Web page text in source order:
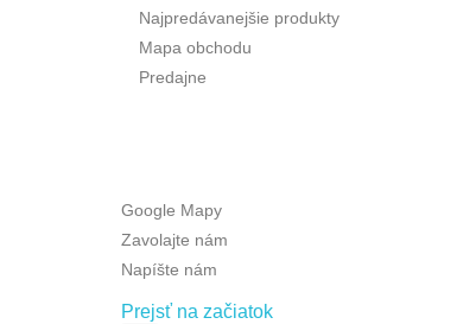
Najpredávanejšie produkty
Mapa obchodu
Predajne
Google Mapy
Zavolajte nám
Napíšte nám
Prejsť na začiatok